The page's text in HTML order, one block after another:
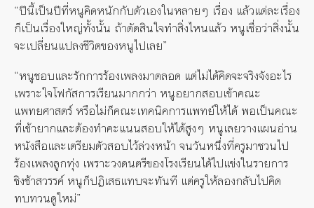
“ปีนี้เป็นปีที่หนูคิดหนักกับตัวเองในหลายๆ เรื่อง แล้วแต่ละเรื่อง
ก็เป็นเรื่องใหญ่ทั้งนั้น ถ้าตัดสินใจทำสิ่งไหนแล้ว หนูเชื่อว่าสิ่งนั้น
จะเปลี่ยนแปลงชีวิตของหนูไปเลย”
“หนูชอบและรักการร้องเพลงมาตลอด แต่ไม่ได้คิดจะจริงจังอะไร
เพราะใจโฟกัสการเรียนมากกว่า หนูอยากสอบเข้าคณะ
แพทยศาสตร์ หรือไม่ก็คณะเทคนิคการแพทย์ให้ได้ พอเป็นคณะ
ที่เข้ายากและต้องทำคะแนนสอบให้ได้สูงๆ หนูเลยวางแผนอ่าน
หนังสือและเตรียมตัวสอบไว้ล่วงหน้า จนวันหนึ่งที่ครูมาชวนไป
ร้องเพลงลูกทุ่ง เพราะวงดนตรีของโรงเรียนได้ไปแข่งในรายการ
ชิงช้าสวรรค์ หนูก็ปฏิเสธแทบจะทันที แต่ครูให้ลองกลับไปคิด
ทบทวนดูใหม่”